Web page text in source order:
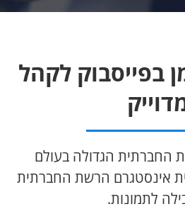
בפייסבוק לקהל
החברתית הגדולה בעולם
אינסטגרם הרשת החברתית
לתמונות.